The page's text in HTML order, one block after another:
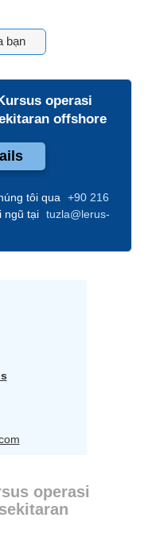
bạn
operasi
offshore
tôi qua +90 216
ngũ tại tuzla@lerus-
operasi